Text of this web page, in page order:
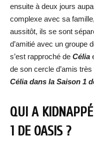
ensuite à deux jours
complexe avec sa
aussitôt, ils se sont
d’amitié avec un groupe
s’est rapproché de Célia
de son cercle d’amis
Célia dans la Saison 1
QUI A
1 DE OASIS ?